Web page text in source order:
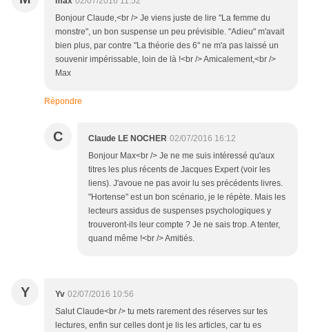
Bonjour Claude,<br /> Je viens juste de lire "La femme du
monstre", un bon suspense un peu prévisible. "Adieu" m'avait
bien plus, par contre "La théorie des 6" ne m'a pas laissé un
souvenir impérissable, loin de là !<br /> Amicalement,<br />
Max
Répondre
C Claude LE NOCHER 02/07/2016 16:12
Bonjour Max<br /> Je ne me suis intéressé qu'aux
titres les plus récents de Jacques Expert (voir les
liens). J'avoue ne pas avoir lu ses précédents livres.
"Hortense" est un bon scénario, je le répète. Mais les
lecteurs assidus de suspenses psychologiques y
trouveront-ils leur compte ? Je ne sais trop. A tenter,
quand même !<br /> Amitiés.
Y Yv 02/07/2016 10:56
Salut Claude<br /> tu mets rarement des réserves sur tes
lectures, enfin sur celles dont je lis les articles, car tu es